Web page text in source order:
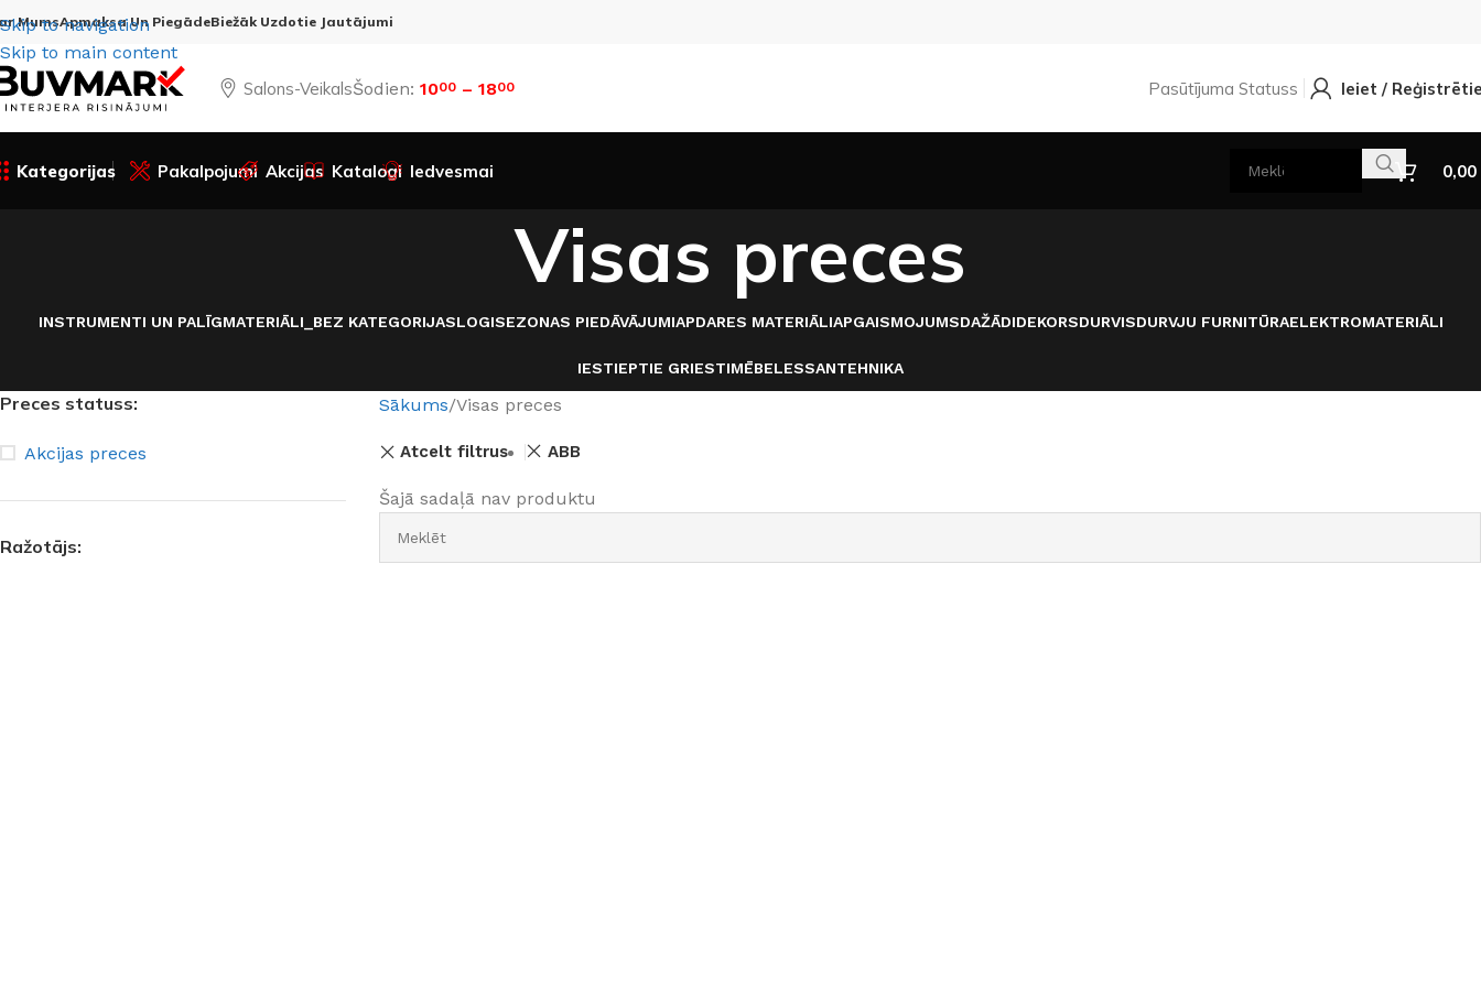
Skip to navigation
Skip to main content
MumsApmaksa Un PiegādeBiežāk Uzdotie Jautājumi
Salons-VeikalsŠodien: 1000 – 1800 Pasūtījuma Statuss Ieiet /
Kategorijas Pakalpojumi Akcijas Katalogi Iedvesmai 0,00
Visas preces
INSTRUMENTI UN PALĪGMATERIĀLI _BEZ KATEGORIJASLOGISEZONAS PIEDĀVĀJUMIAPDARES MATERIĀLIAPGAISMOJUMSDAŽĀDIDEKORSDURVISDURVJU FURNITŪRAELEKTROMATERIĀLI
IESTIEPTIE GRIESTIMĒBELESSANTEHNIKA
Preces statuss:
Akcijas preces
Ražotājs:
Sākums Visas preces
Atcelt filtrus ABB
Šajā sadaļā nav produktu